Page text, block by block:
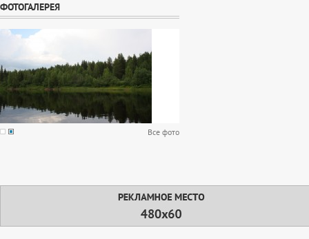
ФОТОГАЛЕРЕЯ
Все фото